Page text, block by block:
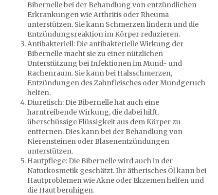
Bibernelle bei der Behandlung von entzündlichen
Erkrankungen wie Arthritis oder Rheuma
unterstützen. Sie kann Schmerzen lindern und die
Entzündungsreaktion im Körper reduzieren.
Antibakteriell: Die antibakterielle Wirkung der
Bibernelle macht sie zu einer nützlichen
Unterstützung bei Infektionen im Mund- und
Rachenraum. Sie kann bei Halsschmerzen,
Entzündungen des Zahnfleisches oder Mundgeruch
helfen.
Diuretisch: Die Bibernelle hat auch eine
harntreibende Wirkung, die dabei hilft,
überschüssige Flüssigkeit aus dem Körper zu
entfernen. Dies kann bei der Behandlung von
Nierensteinen oder Blasenentzündungen
unterstützen.
Hautpflege: Die Bibernelle wird auch in der
Naturkosmetik geschätzt. Ihr ätherisches Öl kann bei
Hautproblemen wie Akne oder Ekzemen helfen und
die Haut beruhigen.